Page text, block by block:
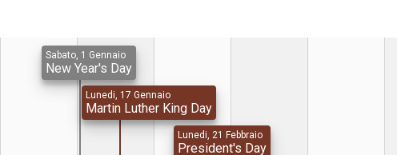
Sabato, 1 Gennaio
New Year's Day
Lunedi, 17 Gennaio
Martin Luther King Day
Lunedi, 21 Febbraio
President's Day